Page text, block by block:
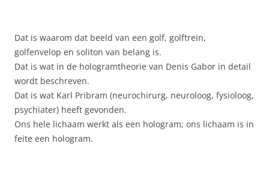
Dat is waarom dat beeld van een golf, golftrein,
golfenvelop en soliton van belang is.
Dat is wat in de hologramtheorie van Denis Gabor in detail
wordt beschreven.
Dat is wat Karl Pribram (neurochirurg, neuroloog, fysioloog,
psychiater) heeft gevonden.
Ons hele lichaam werkt als een hologram; ons lichaam is in
feite een hologram.